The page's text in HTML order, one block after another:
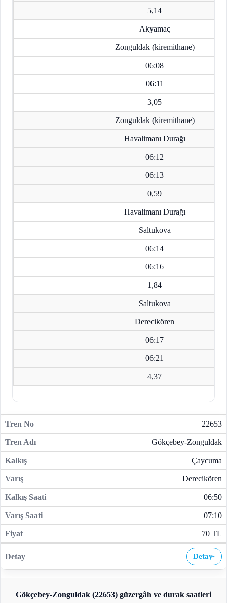
5,14
Akyamaç
Zonguldak (kiremithane)
06:08
06:11
3,05
Zonguldak (kiremithane)
Havalimanı Durağı
06:12
06:13
0,59
Havalimanı Durağı
Saltukova
06:14
06:16
1,84
Saltukova
Derecikören
06:17
06:21
4,37
22653
Gökçebey-Zonguldak
Çaycuma
Derecikören
06:50
07:10
70 TL
Detay›
Gökçebey-Zonguldak (22653) güzergâh ve durak saatleri